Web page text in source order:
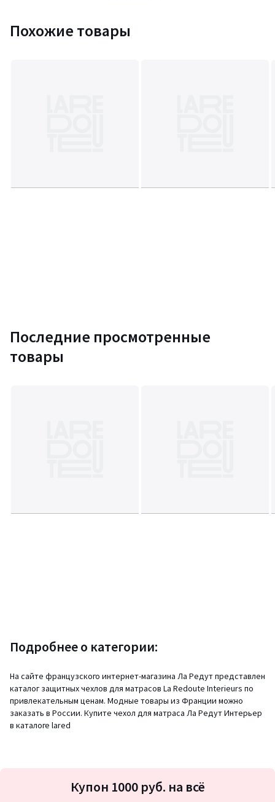
Похожие товары
Последние просмотренные
товары
Подробнее о категории:
На сайте французского интернет-магазина Ла Редут представлен
каталог защитных чехлов для матрасов La Redoute Interieurs по
привлекательным ценам. Модные товары из Франции можно
заказать в России. Купите чехол для матраса Ла Редут Интерьер
в каталоге lared
на
Купон 1000 руб. на всё